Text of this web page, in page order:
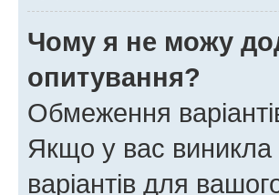
Чому я не можу
опитування?
Обмеження
Якщо у вас виникла
варіантів для